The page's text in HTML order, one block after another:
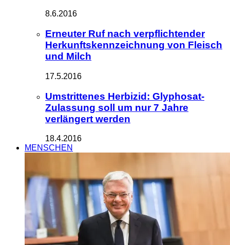
8.6.2016
Erneuter Ruf nach verpflichtender
Herkunftskennzeichnung von Fleisch
und Milch
17.5.2016
Umstrittenes Herbizid: Glyphosat-
Zulassung soll um nur 7 Jahre
verlängert werden
18.4.2016
MENSCHEN